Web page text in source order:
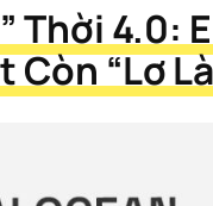
Thời 4.0:
“Lơ